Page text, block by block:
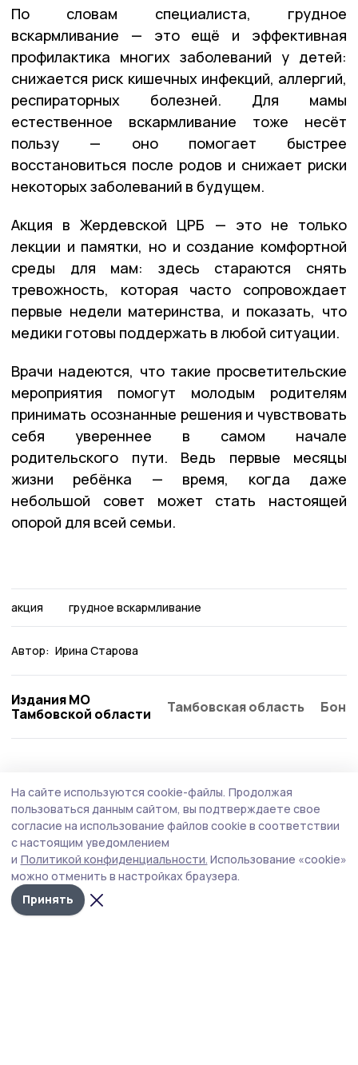
По словам специалиста, грудное
вскармливание — это ещё и эффективная
профилактика многих заболеваний у детей:
снижается риск кишечных инфекций, аллергий,
респираторных болезней. Для мамы
естественное вскармливание тоже несёт
пользу — оно помогает быстрее
восстановиться после родов и снижает риски
некоторых заболеваний в будущем.
Акция в Жердевской ЦРБ — это не только
лекции и памятки, но и создание комфортной
среды для мам: здесь стараются снять
тревожность, которая часто сопровождает
первые недели материнства, и показать, что
медики готовы поддержать в любой ситуации.
Врачи надеются, что такие просветительские
мероприятия помогут молодым родителям
принимать осознанные решения и чувствовать
себя увереннее в самом начале
родительского пути. Ведь первые месяцы
жизни ребёнка — время, когда даже
небольшой совет может стать настоящей
опорой для всей семьи.
акция грудное вскармливание
Автор: Ирина Старова
Издания МО
Тамбовской области
Тамбовская область
Медики провели выездную
диспансеризацию на Жердевском
сахарном заводе
В течение двух дней медработники проверили
здоровье у более 80 сотрудников завода.
На сайте используются cookie-файлы. Продолжая
пользоваться данным сайтом, вы подтверждаете свое
согласие на использование файлов cookie в соответствии
с настоящим уведомлением
и Политикой конфиденциальности. Использование «cookie»
можно отменить в настройках браузера.
Принять